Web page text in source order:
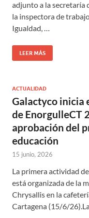
adjunto a la secretaría
la inspectora de
Igualdad, …
LEER MÁS
ACTUALIDAD
Galactyco inicia
de EnorgulleCT
aprobación del
educación
15 junio, 2026
La primera actividad
está organizada de la
Chrysallis en la
Cartagena (15/6/